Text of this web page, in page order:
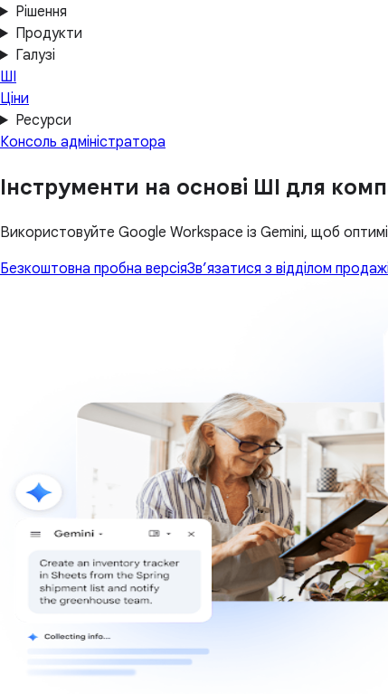
Рішення
Продукти
Галузі
ШІ
Ціни
Ресурси
Консоль адміністратора
Інструменти на основі ШІ для
Використовуйте Google Workspace із Gemini, щоб
Безкоштовна пробна версіяЗв’язатися з відділом